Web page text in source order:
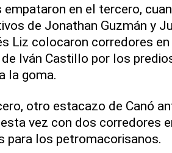
empataron en el tercero,
de Jonathan Guzmán y
Liz colocaron corredores
Iván Castillo por los
la goma.
otro estacazo de Canó
vez con dos corredores
para los petromacorisanos.